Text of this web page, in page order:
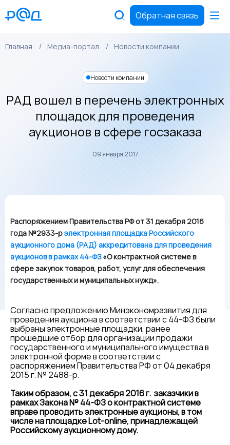
Обратная связь
Главная Медиа-портал Новости компании
Новости компании
РАД вошел в перечень электронных
площадок для проведения
аукционов в сфере госзаказа
09 января 2017
Распоряжением Правительства РФ от 31 декабря 2016
года №2933-рэлектронная площадка Российского
аукционного дома (РАД) аккредитована для проведения
аукционов в рамках 44-ФЗ«О контрактной системе в
сфере закупок товаров, работ, услуг для обеспечения
государственных и муниципальных нужд».
Согласно предложению Минэкономразвития для
проведения аукциона в соответствии с 44-ФЗ были
выбраны электронные площадки, ранее
прошедшие отбор для организации продажи
государственного и муниципального имущества в
электронной форме в соответствии с
распоряжением Правительства РФ от 04 декабря
2015 г. № 2488-р.
Таким образом, с 31 декабря 2016 г. заказчики в
рамках Закона № 44-ФЗ о контрактной системе
вправе проводить электронные аукционы, в том
числе на площадке Lot-online, принадлежащей
Российскому аукционному дому.